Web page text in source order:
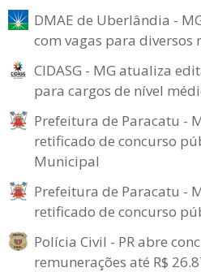
DMAE de Uberlândia -
com vagas para diversos
CIDASG - MG atualiza
para cargos de nível
Prefeitura de Paracatu -
retificado de concurso
Municipal
Prefeitura de Paracatu -
retificado de concurso
Polícia Civil - PR abre
remunerações até R$